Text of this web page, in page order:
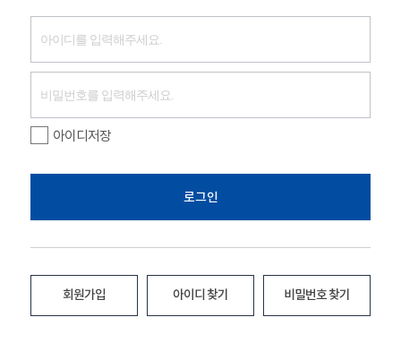
아이디저장
로그인
회원가입 아이디 찾기 비밀번호 찾기